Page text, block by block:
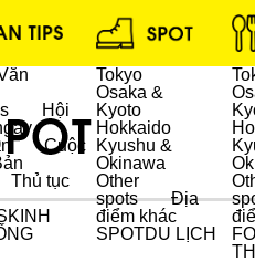
Hội
Cuộc
Thủ tục
KINH
Tokyo
Osaka &
Kyoto
Hokkaido
Kyushu &
Okinawa
Other
spots
Địa
điểm khác
SPOTDU LỊCH